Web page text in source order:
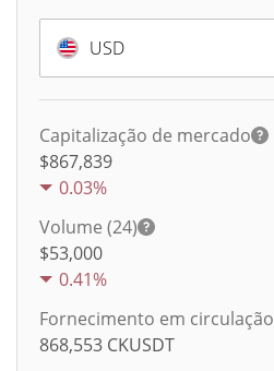
USD
Capitalização de mercado
$867,839
0.03%
Volume (24)
$53,000
0.41%
Fornecimento em circulação
868,553 CKUSDT